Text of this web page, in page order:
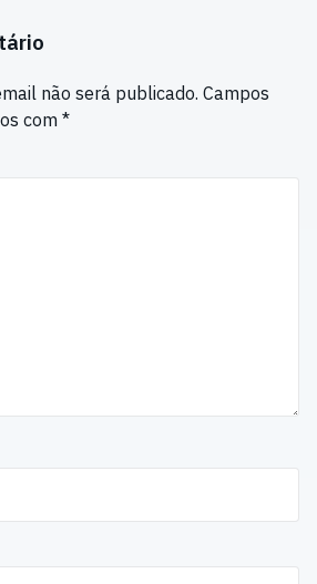
não será publicado. Campos
com *